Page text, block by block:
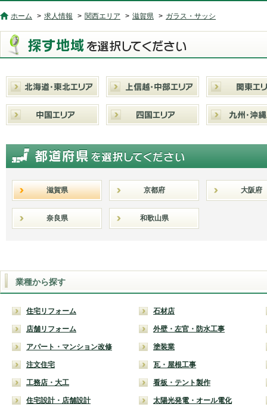
ホーム 求人情報 関西エリア 滋賀県 ガラス・サッシ
滋賀県 京都府 大阪府
奈良県 和歌山県
業種から探す
住宅リフォーム
店舗リフォーム
アパート・マンション改修
注文住宅
工務店・大工
住宅設計・店舗設計
石材店
外壁・左官・防水工事
塗装業
瓦・屋根工事
看板・テント製作
太陽光発電・オール電化